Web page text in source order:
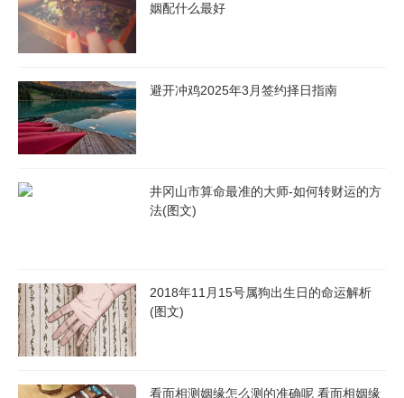
为家庭背景与价值观的匹配度也是判断两人是否合适结婚的重要因
素。首先,要考察家庭成员对于两人关系的支持与认可程度。家人
对于婚姻的支持与鼓励,可以为两人的婚姻打下坚实的基础。另外,
两人的家庭教育观念是否统一也是需要考虑的因素。家庭教育观念
姻配什么最好
避开冲鸡2025年3月签约择日指南
井冈山市算命最准的大师-如何转财运的方
法(图文)
2018年11月15号属狗出生日的命运解析
(图文)
看面相测姻缘怎么测的准确呢 看面相姻缘